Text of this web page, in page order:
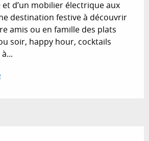
d’un mobilier électrique aux
destination festive à découvrir
amis ou en famille des plats
soir, happy hour, cocktails